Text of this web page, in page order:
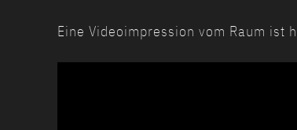
Eine Videoimpression vom Raum ist